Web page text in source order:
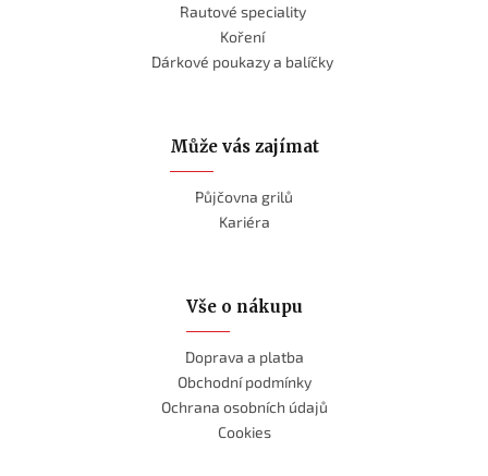
Rautové speciality
Koření
Dárkové poukazy a balíčky
Může vás zajímat
Půjčovna grilů
Kariéra
Vše o nákupu
Doprava a platba
Obchodní podmínky
Ochrana osobních údajů
Cookies